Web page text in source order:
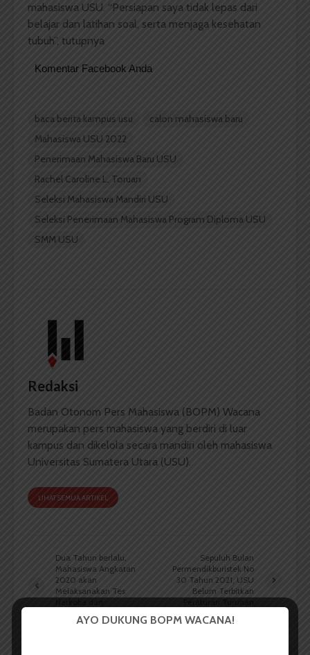
mahasiswa USU. “Persiapan saya tidak lepas dari
belajar dan latihan soal, serta menjaga kesehatan
tubuh”, tutupnya
Komentar Facebook Anda
baca berita kampus usu
calon mahasiswa baru
Mahasiswa USU 2022
Penerimaan Mahasiswa Baru USU
Rachel Caroline L. Toruan
Seleksi Mahasiswa Mandiri USU
Seleksi Penerimaan Mahasiswa Program Diploma USU
SMM USU
Redaksi
Badan Otonom Pers Mahasiswa (BOPM) Wacana
merupakan pers mahasiswa yang berdiri di luar
kampus dan dikelola secara mandiri oleh mahasiswa
Universitas Sumatera Utara (USU).
LIHAT SEMUA ARTIKEL
Dua Tahun berlalu,
Mahasiswa Angkatan
2020 akan
Melaksanakan Tes
Sepuluh Bulan
Permendikburistek No
30 Tahun 2021, USU
Belum Terbitkan
AYO DUKUNG BOPM WACANA!